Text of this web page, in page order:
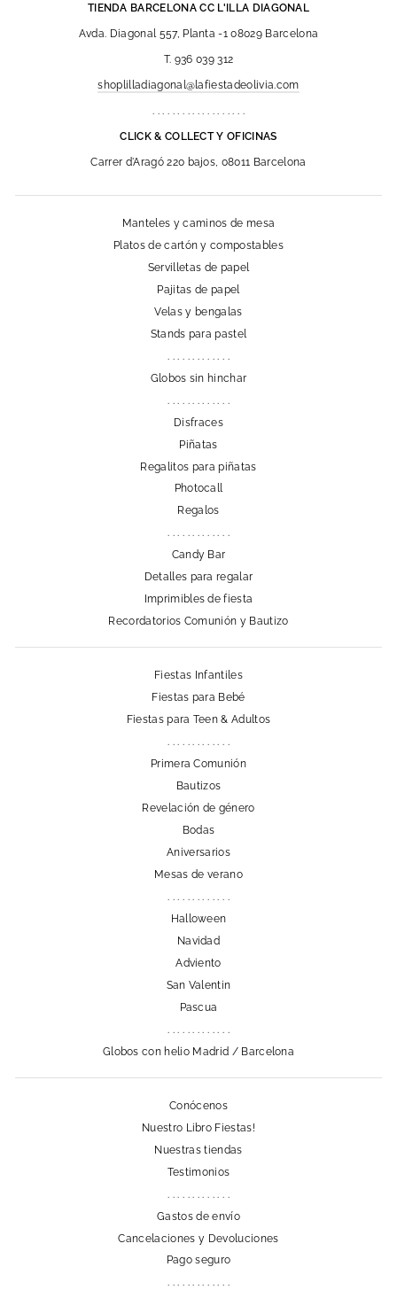
TIENDA BARCELONA CC L'ILLA DIAGONAL
Avda. Diagonal 557, Planta -1 08029 Barcelona
T. 936 039 312
shoplilladiagonal@lafiestadeolivia.com
. . . . . . . . . . . . . . . . . . .
CLICK & COLLECT Y OFICINAS
Carrer d'Aragó 220 bajos, 08011 Barcelona
Manteles y caminos de mesa
Platos de cartón y compostables
Servilletas de papel
Pajitas de papel
Velas y bengalas
Stands para pastel
Globos sin hinchar
Disfraces
Piñatas
Regalitos para piñatas
Photocall
Regalos
. . . . . . . . . . . . .
Candy Bar
Detalles para regalar
Imprimibles de fiesta
Recordatorios Comunión y Bautizo
Fiestas Infantiles
Fiestas para Bebé
Fiestas para Teen & Adultos
. . . . . . . . . . . . .
Primera Comunión
Bautizos
Revelación de género
Bodas
Aniversarios
Mesas de verano
. . . . . . . . . . . . .
Halloween
Navidad
Adviento
San Valentin
Pascua
Globos con helio Madrid / Barcelona
Conócenos
Nuestro Libro Fiestas!
Nuestras tiendas
Testimonios
Gastos de envío
Cancelaciones y Devoluciones
Pago seguro
. . . . . . . . . . . . .